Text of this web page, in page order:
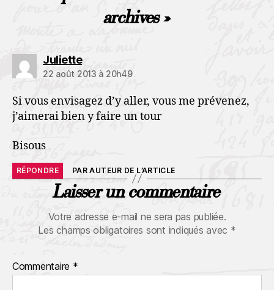
archives »
Juliette
22 août 2013 à 20h49
Si vous envisagez d’y aller, vous me prévenez,
j’aimerai bien y faire un tour
Bisous
RÉPONDRE PAR AUTEUR DE L’ARTICLE
Laisser un commentaire
Votre adresse e-mail ne sera pas publiée.
Les champs obligatoires sont indiqués avec *
Commentaire *